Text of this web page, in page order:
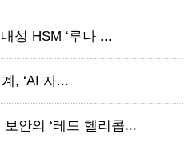
성 HSM ‘루나 ...
, ‘AI 자...
안의 ‘레드 헬리콥...